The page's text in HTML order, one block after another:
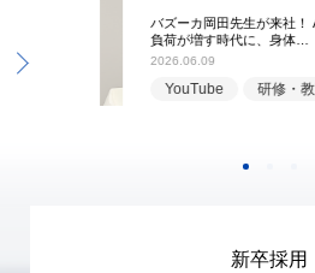
バズーカ岡田先生が来社！
負荷が増す時代に、身体…
2026.06.09
YouTube 研修・
新卒採用